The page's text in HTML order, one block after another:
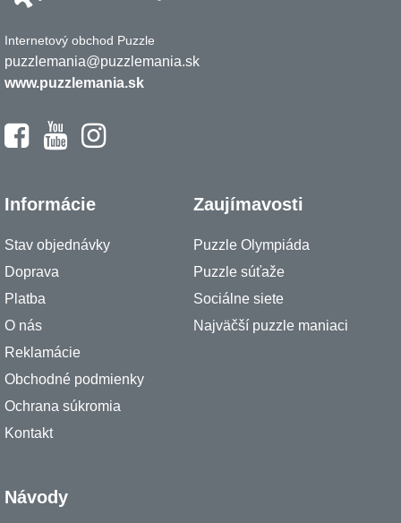
Internetový obchod Puzzle
puzzlemania@puzzlemania.sk
www.puzzlemania.sk
Informácie
Stav objednávky
Doprava
Platba
O nás
Reklamácie
Obchodné podmienky
Ochrana súkromia
Kontakt
Zaujímavosti
Puzzle Olympiáda
Puzzle súťaže
Sociálne siete
Najväčší puzzle maniaci
Návody